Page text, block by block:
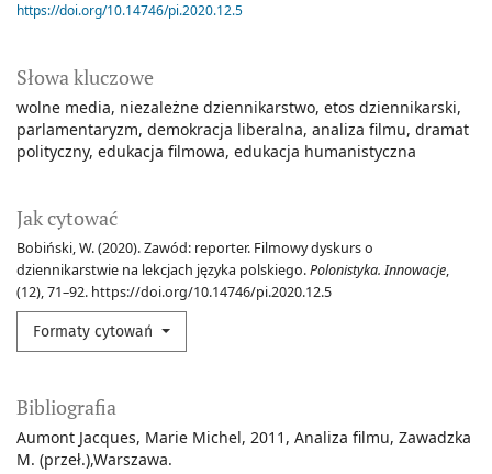
Słowa kluczowe
wolne media niezależne dziennikarstwo etos dziennikarski
parlamentaryzm demokracja liberalna analiza filmu dramat
polityczny edukacja filmowa edukacja humanistyczna
Jak cytować
Bobiński, W. (2020). Zawód: reporter. Filmowy dyskurs o
dziennikarstwie na lekcjach języka polskiego.Polonistyka. Innowacje,
(12), 71–92. https://doi.org/10.14746/pi.2020.12.5
Formaty cytowań
https://doi.org/10.14746/pi.2020.12.5
Bibliografia
Aumont Jacques, Marie Michel, 2011, Analiza filmu, Zawadzka
M. (przeł.),Warszawa.